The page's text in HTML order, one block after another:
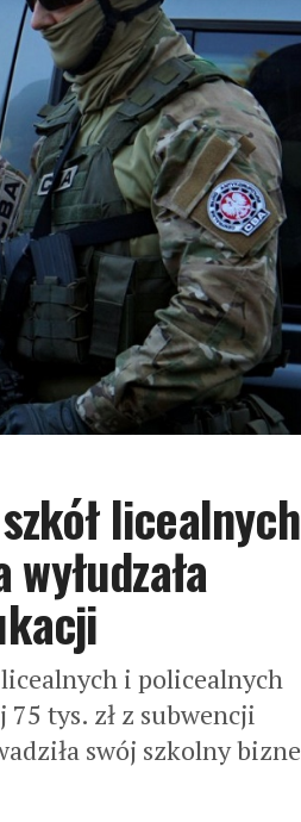
licealnych
i policealnych
tys. zł z subwencji
swój szkolny